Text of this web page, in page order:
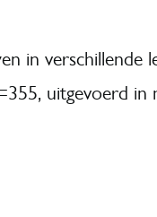
in verschillende
uitgevoerd